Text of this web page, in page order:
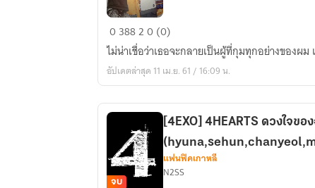
[FANFIC]
She
is
Mine
038820 (0)
ไม่น่าเชื่อว่าเธอจะกลายเป็นผู้ที่กุมทุกอย่างของผม
อัปเดตล่าสุด 11 เม.ย. 61 / 16:09 น.
จบ
[4EXO] 4HEARTS ดวงใจขอ
แฟนฟิคเกาหลี
N2SS